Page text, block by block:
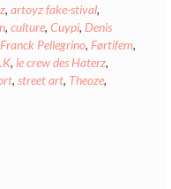
, artoyz fake-stival,
, culture, Cuypi, Denis
Franck Pellegrino, Førtifem,
, le crew des Haterz,
, street art, Theoze,